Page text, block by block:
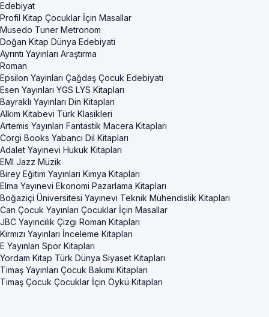
Edebiyat
Profil Kitap Çocuklar İçin Masallar
Musedo Tuner Metronom
Doğan Kitap Dünya Edebiyati
Ayrıntı Yayınları Araştırma
Roman
Epsilon Yayınları Çağdaş Çocuk Edebiyatı
Esen Yayınları YGS LYS Kitapları
Bayraklı Yayınları Din Kitapları
Alkım Kitabevi Türk Klasikleri
Artemis Yayınları Fantastik Macera Kitapları
Corgi Books Yabancı Dil Kitapları
Adalet Yayınevi Hukuk Kitapları
EMI Jazz Müzik
Birey Eğitim Yayınları Kimya Kitapları
Elma Yayınevi Ekonomi Pazarlama Kitapları
Boğaziçi Üniversitesi Yayınevi Teknik Mühendislik Kitapları
Can Çocuk Yayınları Çocuklar İçin Masallar
JBC Yayıncılık Çizgi Roman Kitapları
Kırmızı Yayınları İnceleme Kitapları
E Yayınları Spor Kitapları
Yordam Kitap Türk Dünya Siyaset Kitapları
Timaş Yayınları Çocuk Bakımı Kitapları
Timaş Çocuk Çocuklar İçin Öykü Kitapları